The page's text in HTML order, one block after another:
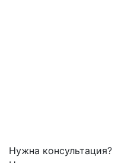
Нужна консультация?